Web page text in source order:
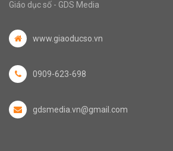
Giáo dục số - GDS Media
www.giaoducso.vn
0909-623-698
gdsmedia.vn@gmail.com